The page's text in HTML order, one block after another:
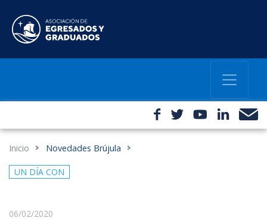
Inicio Novedades Brújula
UN DÍA CON
06/02/2020